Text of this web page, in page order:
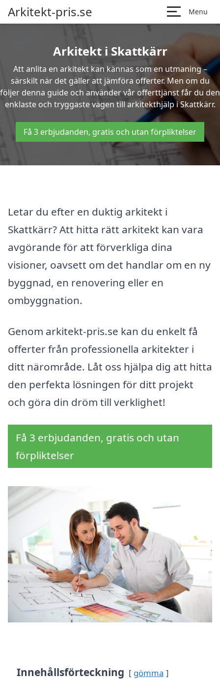
Arkitekt-pris.se Menu
Arkitekt i Skattkärr
Att anlita en arkitekt kan kännas som en utmaning –
särskilt när det gäller att jämföra offerter. Men om du
följer denna guide och använder vår offerttjänst får du den
enklaste och tryggaste vägen till arkitekthjälp i Skattkärr.
Få 3 erbjudanden, gratis och utan förpliktelser
Letar du efter en duktig arkitekt i
Skattkärr? Att hitta rätt arkitekt kan vara
avgörande för att förverkliga dina
visioner, oavsett om det handlar om en ny
byggnad, en renovering eller en
ombyggnation.
Genom arkitekt-pris.se kan du enkelt få
offerter från professionella arkitekter i
ditt närområde. Låt oss hjälpa dig att hitta
den perfekta lösningen för ditt projekt
och göra din dröm till verklighet!
Få 3 erbjudanden, gratis och utan
förpliktelser
Innehållsförteckning gömma